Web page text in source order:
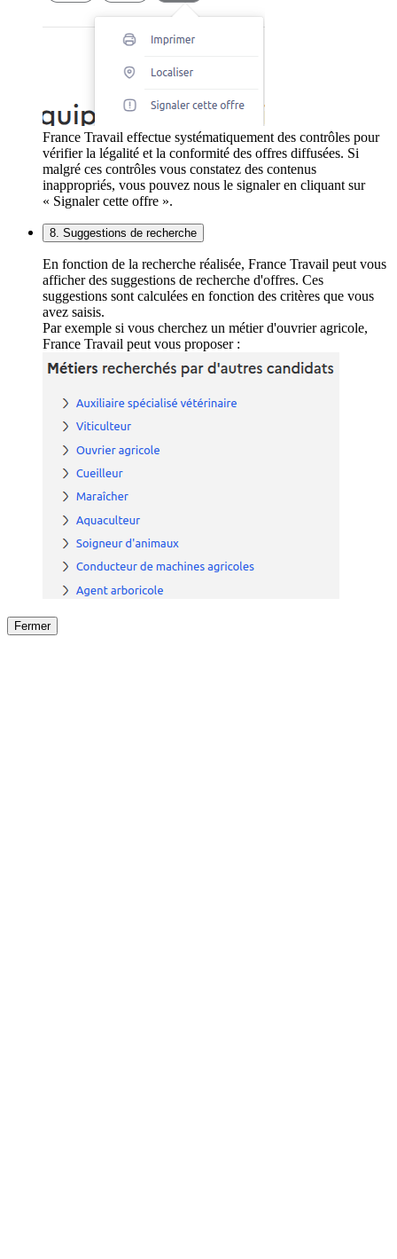
France Travail effectue systématiquement des contrôles pour
vérifier la légalité et la conformité des offres diffusées. Si
malgré ces contrôles vous constatez des contenus
inappropriés, vous pouvez nous le signaler en cliquant sur
« Signaler cette offre ».
8. Suggestions de recherche
En fonction de la recherche réalisée, France Travail peut vous
afficher des suggestions de recherche d'offres. Ces
suggestions sont calculées en fonction des critères que vous
avez saisis.
Par exemple si vous cherchez un métier d'ouvrier agricole,
France Travail peut vous proposer :
Fermer